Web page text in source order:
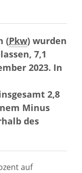
(Pkw) wurden
7,1
2023. In
2,8
Minus
des
auf